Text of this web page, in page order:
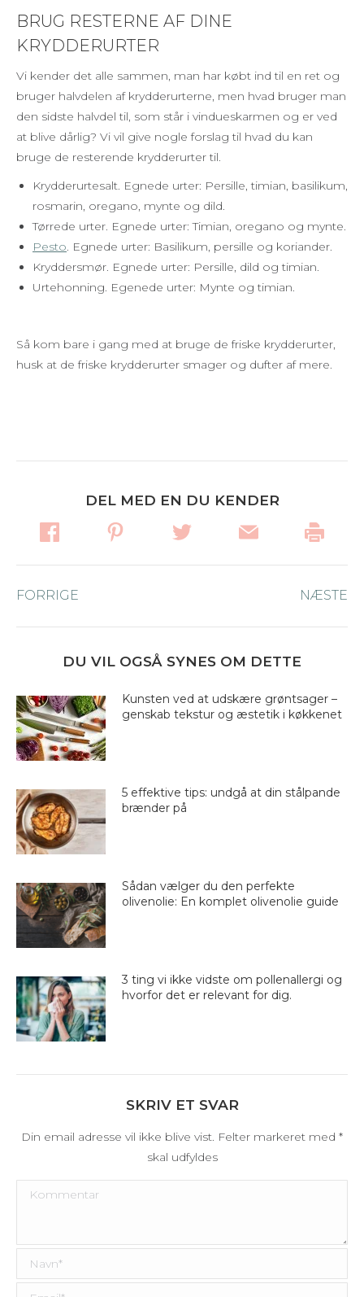
BRUG RESTERNE AF DINE
KRYDDERURTER
Vi kender det alle sammen, man har købt ind til en ret og
bruger halvdelen af krydderurterne, men hvad bruger man
den sidste halvdel til, som står i vindueskarmen og er ved
at blive dårlig? Vi vil give nogle forslag til hvad du kan
bruge de resterende krydderurter til.
Krydderurtesalt. Egnede urter: Persille, timian, basilikum,
rosmarin, oregano, mynte og dild.
Tørrede urter. Egnede urter: Timian, oregano og mynte.
Pesto. Egnede urter: Basilikum, persille og koriander.
Kryddersmør. Egnede urter: Persille, dild og timian.
Urtehonning. Egenede urter: Mynte og timian.
Så kom bare i gang med at bruge de friske krydderurter,
husk at de friske krydderurter smager og dufter af mere.
DEL MED EN DU KENDER
navigation
FORRIGE NÆSTE
DU VIL OGSÅ SYNES OM DETTE
Kunsten ved at udskære grøntsager –
genskab tekstur og æstetik i køkkenet
5 effektive tips: undgå at din stålpande
brænder på
Sådan vælger du den perfekte
olivenolie: En komplet olivenolie guide
3 ting vi ikke vidste om pollenallergi og
hvorfor det er relevant for dig.
SKRIV ET SVAR
Din email adresse vil ikke blive vist. Felter markeret med *
skal udfyldes
Kommentar
Navn *
Email *